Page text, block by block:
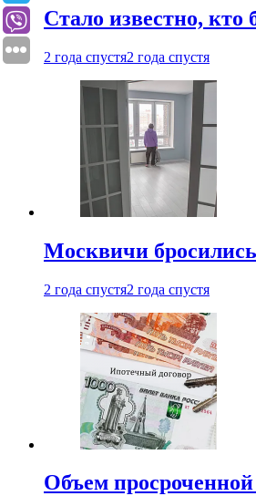
Стало известно, кто
2 года спустя2 года спустя
Москвичи
2 года спустя2 года спустя
Объем